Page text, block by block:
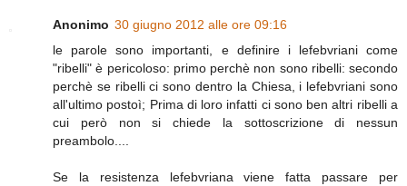
Anonimo 30 giugno 2012 alle ore 09:16
le parole sono importanti, e definire i lefebvriani come
"ribelli" è pericoloso: primo perchè non sono ribelli: secondo
perchè se ribelli ci sono dentro la Chiesa, i lefebvriani sono
all'ultimo postoì; Prima di loro infatti ci sono ben altri ribelli a
cui però non si chiede la sottoscrizione di nessun
preambolo....
Se la resistenza lefebvriana viene fatta passare per